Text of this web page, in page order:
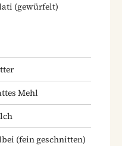
(gewürfelt)
Mehl
(fein geschnitten)